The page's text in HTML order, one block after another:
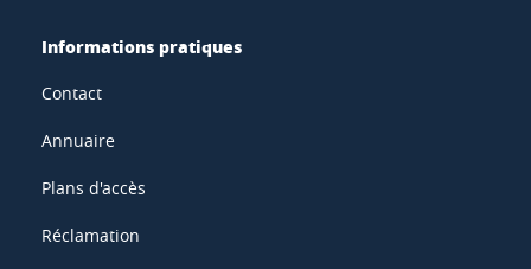
Informations pratiques
Contact
Annuaire
Plans d'accès
Réclamation